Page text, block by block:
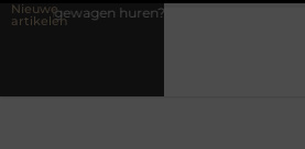
Nieuwe
artikelenKies de juiste aanhanger voor jouw klus